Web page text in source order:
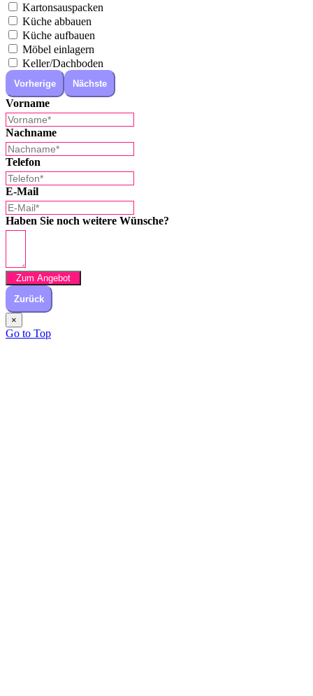
Kartonsauspacken
Küche abbauen
Küche aufbauen
Möbel einlagern
Keller/Dachboden
Vorherige Nächste
Vorname
Nachname
Telefon
E-Mail
Haben Sie noch weitere Wünsche?
Zum Angebot
Zurück
×
Go to Top